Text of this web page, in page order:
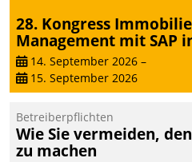
28. Kongress
Management mit SAP
14. September 2026 –
15. September 2026
Betreiberpflichten
Wie Sie vermeiden,
zu machen